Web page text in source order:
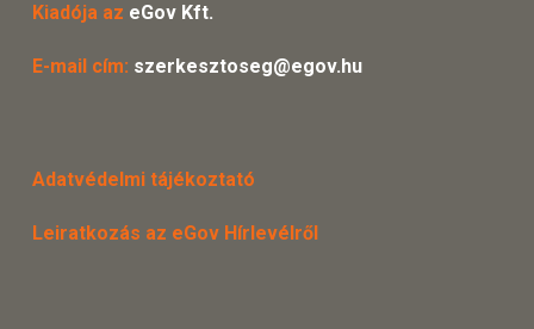
Kiadója az eGov Kft.
E-mail cím: szerkesztoseg@egov.hu
Adatvédelmi tájékoztató
Leiratkozás az eGov Hírlevélről